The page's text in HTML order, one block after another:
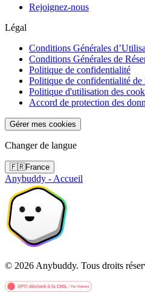
Rejoignez-nous
Légal
Conditions Générales
Conditions Générales de
Politique de confidentialité
Politique de confidentialité
Politique d'utilisation des
Accord de protection des
Gérer mes cookies
Changer de langue
🇫🇷France
Anybuddy - Accueil
© 2026 Anybuddy. Tous droits